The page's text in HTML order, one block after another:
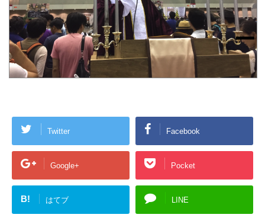
Twitter Facebook
Google+ Pocket
B! はてブ LINE